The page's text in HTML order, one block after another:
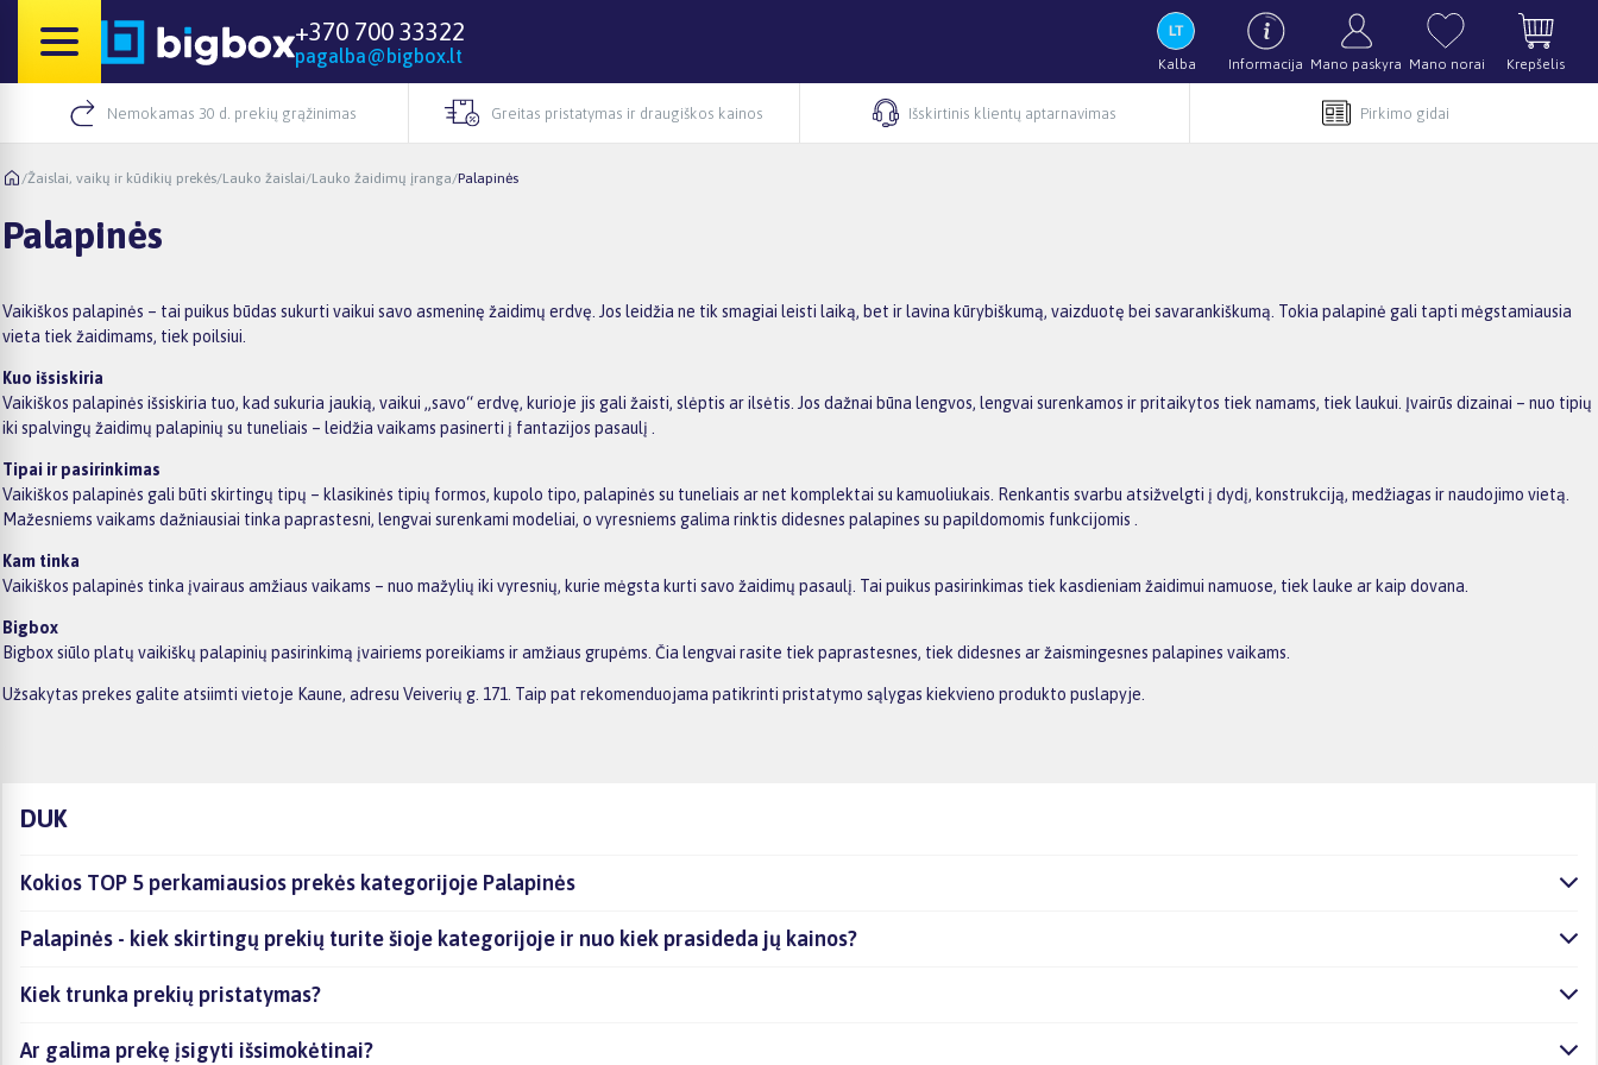
+370 700 33322
pagalba@bigbox.lt Kalba Informacija Mano paskyra Mano norai Krepšelis
Nemokamas 30 d. prekių grąžinimas Greitas pristatymas ir draugiškos kainos Išskirtinis klientų aptarnavimas Pirkimo gidai
/Žaislai, vaikų ir kūdikių prekės/Lauko žaislai/Lauko žaidimų įranga/Palapinės
Palapinės
Vaikiškos palapinės – tai puikus būdas sukurti vaikui savo asmeninę žaidimų erdvę. Jos leidžia ne tik smagiai leisti laiką, bet ir lavina kūrybiškumą, vaizduotę bei savarankiškumą. Tokia palapinė gali tapti mėgstamiausia
vieta tiek žaidimams, tiek poilsiui.
Kuo išsiskiria
Vaikiškos palapinės išsiskiria tuo, kad sukuria jaukią, vaikui „savo“ erdvę, kurioje jis gali žaisti, slėptis ar ilsėtis. Jos dažnai būna lengvos, lengvai surenkamos ir pritaikytos tiek namams, tiek laukui. Įvairūs dizainai – nuo tipių
iki spalvingų žaidimų palapinių su tuneliais – leidžia vaikams pasinerti į fantazijos pasaulį .
Tipai ir pasirinkimas
Vaikiškos palapinės gali būti skirtingų tipų – klasikinės tipių formos, kupolo tipo, palapinės su tuneliais ar net komplektai su kamuoliukais. Renkantis svarbu atsižvelgti į dydį, konstrukciją, medžiagas ir naudojimo vietą.
Mažesniems vaikams dažniausiai tinka paprastesni, lengvai surenkami modeliai, o vyresniems galima rinktis didesnes palapines su papildomomis funkcijomis .
Kam tinka
Vaikiškos palapinės tinka įvairaus amžiaus vaikams – nuo mažylių iki vyresnių, kurie mėgsta kurti savo žaidimų pasaulį. Tai puikus pasirinkimas tiek kasdieniam žaidimui namuose, tiek lauke ar kaip dovana.
Bigbox
Bigbox siūlo platų vaikiškų palapinių pasirinkimą įvairiems poreikiams ir amžiaus grupėms. Čia lengvai rasite tiek paprastesnes, tiek didesnes ar žaismingesnes palapines vaikams.
Užsakytas prekes galite atsiimti vietoje Kaune, adresu Veiverių g. 171. Taip pat rekomenduojama patikrinti pristatymo sąlygas kiekvieno produkto puslapyje.
DUK
Kokios TOP 5 perkamiausios prekės kategorijoje Palapinės
Palapinės - kiek skirtingų prekių turite šioje kategorijoje ir nuo kiek prasideda jų kainos?
Kiek trunka prekių pristatymas?
Ar galima prekę įsigyti išsimokėtinai?